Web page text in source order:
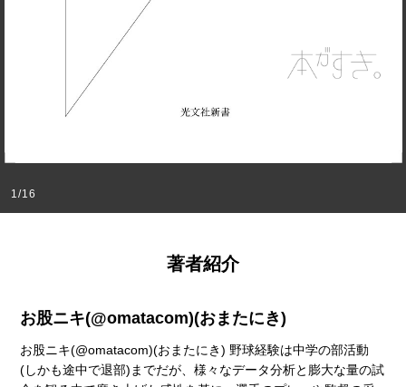
1/16
著者紹介
お股ニキ(@omatacom)(おまたにき)
お股ニキ(@omatacom)(おまたにき) 野球経験は中学の部活動
(しかも途中で退部)までだが、様々なデータ分析と膨大な量の試